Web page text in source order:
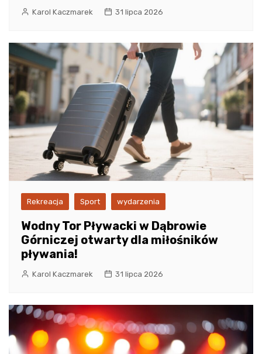
Karol Kaczmarek 31 lipca 2026
Rekreacja Sport wydarzenia
Wodny Tor Pływacki w Dąbrowie
Górniczej otwarty dla miłośników
pływania!
Karol Kaczmarek 31 lipca 2026